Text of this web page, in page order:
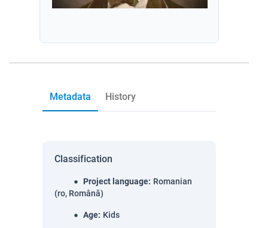
Metadata History
Classification
Project language: Romanian
(ro, Română)
Age: Kids